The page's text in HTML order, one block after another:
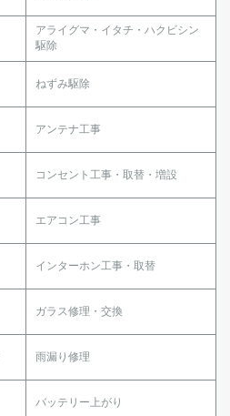
アライグマ・イタチ・ハクビシン
駆除
ねずみ駆除
アンテナ工事
コンセント工事・取替・増設
エアコン工事
インターホン工事・取替
ガラス修理・交換
雨漏り修理
バッテリー上がり